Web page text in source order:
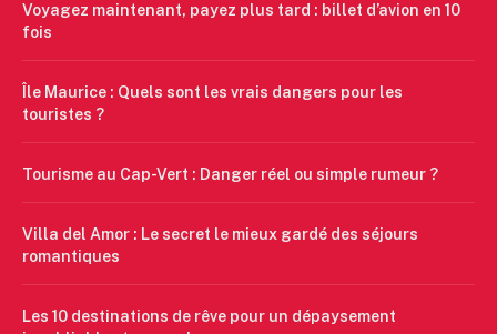
Voyagez maintenant, payez plus tard : billet d’avion en 10
fois
Île Maurice : Quels sont les vrais dangers pour les
touristes ?
Tourisme au Cap-Vert : Danger réel ou simple rumeur ?
Villa del Amor : Le secret le mieux gardé des séjours
romantiques
Les 10 destinations de rêve pour un dépaysement